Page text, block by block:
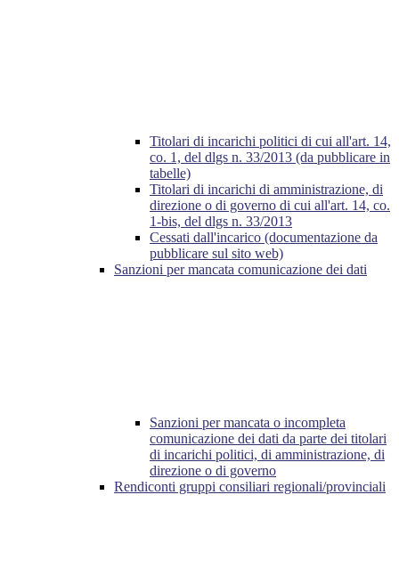
Titolari di incarichi politici di cui all'art. 14,
co. 1, del dlgs n. 33/2013 (da pubblicare in
tabelle)
Titolari di incarichi di amministrazione, di
direzione o di governo di cui all'art. 14, co.
1-bis, del dlgs n. 33/2013
Cessati dall'incarico (documentazione da
pubblicare sul sito web)
Sanzioni per mancata comunicazione dei dati
Sanzioni per mancata o incompleta
comunicazione dei dati da parte dei titolari
di incarichi politici, di amministrazione, di
direzione o di governo
Rendiconti gruppi consiliari regionali/provinciali